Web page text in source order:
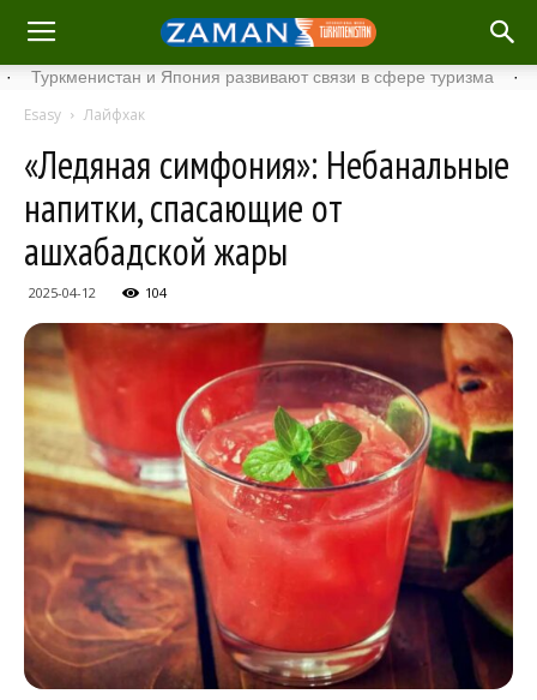
и Япония развивают связи в сфере туризма ·
Esasy Лайфхак
«Ледяная симфония»: Небанальные
напитки, спасающие от
ашхабадской жары
2025-04-12 104